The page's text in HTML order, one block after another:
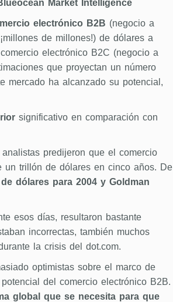
Market Intelligence
electrónico B2B (negocio a
de millones!) de dólares a
electrónico B2C (negocio a
que proyectan un número
mercado ha alcanzado su potencial,
significativo en comparación con
predijeron que el comercio
un trillón de dólares en cinco años. De
dólares para 2004 y Goldman
esos días, resultaron bastante
incorrectas, también muchos
la crisis del dot.com.
optimistas sobre el marco de
del comercio electrónico B2B.
global que se necesita para que